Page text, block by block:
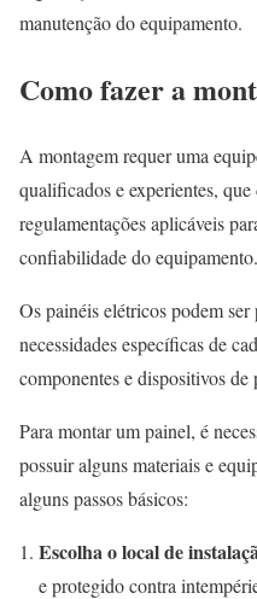
manutenção do equipamento.
Como fazer a
A montagem requer uma
qualificados e experientes,
regulamentações aplicáveis
confiabilidade do equipamento.
Os painéis elétricos podem
necessidades específicas de
componentes e dispositivos de
Para montar um painel, é
possuir alguns materiais e
alguns passos básicos:
Escolha o local de
e protegido contra